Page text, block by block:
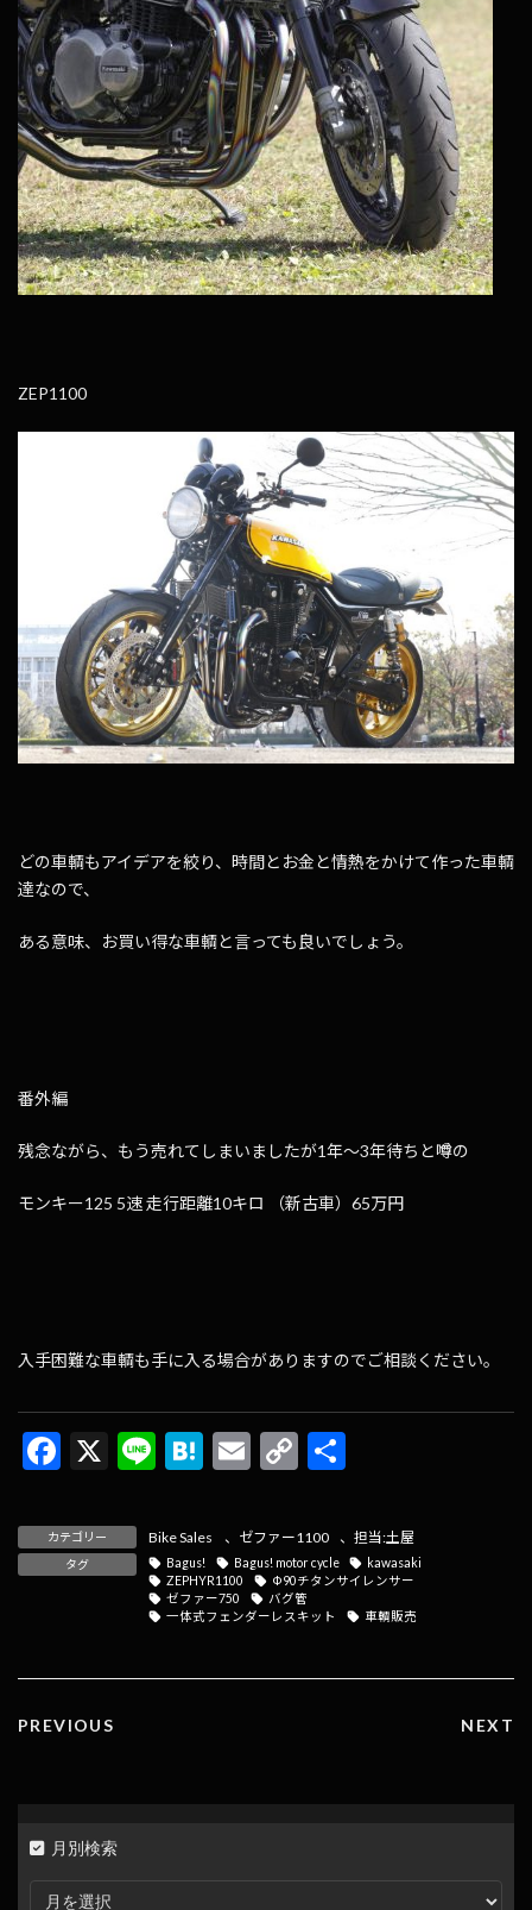
ZEP1100
どの車輌もアイデアを絞り、時間とお金と情熱をかけて作った車輌
達なので、
ある意味、お買い得な車輌と言っても良いでしょう。
番外編
残念ながら、もう売れてしまいましたが1年～3年待ちと噂の
モンキー125 5速 走行距離10キロ （新古車）65万円
入手困難な車輌も手に入る場合がありますのでご相談ください。
F
e
b
k
X
Li
e
H
e
n
a
E
ai
l
C
p
y
Li
k
カテゴリー Bike Sales 、 ゼファー1100 、担当:土屋
タグ Bagus! Bagus! motor cycle
kawasaki
ZEPHYR1100
Ф90チタンサイレンサー
ゼファー750
バグ管
一体式フェンダーレスキット
車輌販売
PREVIOUS NEXT
月別検索
月